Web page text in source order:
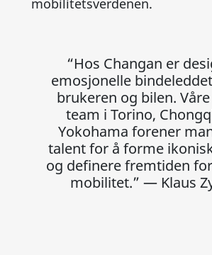
“Hos Changan er
emosjonelle
brukeren og bilen.
team i Torino,
Yokohama forener
talent for å forme
og definere fremtiden
mobilitet.” — Klaus